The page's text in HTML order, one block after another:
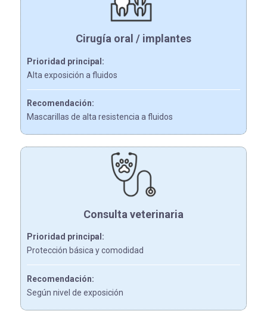
Cirugía oral / implantes
Prioridad principal:
Alta exposición a fluidos
Recomendación:
Mascarillas de alta resistencia a fluidos
Consulta veterinaria
Prioridad principal:
Protección básica y comodidad
Recomendación:
Según nivel de exposición